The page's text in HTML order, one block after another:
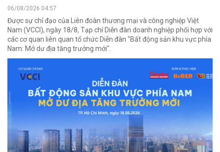
06/08/2026 04:57
Được sự chỉ đạo của Liên đoàn thương mại và công nghiệp Việt
Nam (VCCI), ngày 18/8, Tạp chí Diễn đàn doanh nghiệp phối hợp với
các cơ quan liên quan tổ chức Diễn đàn "Bất động sản khu vực phía
Nam: Mở dư địa tăng trưởng mới".